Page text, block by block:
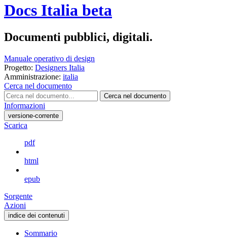
Docs Italia beta
Documenti pubblici, digitali.
Manuale operativo di design
Progetto: Designers Italia
Amministrazione: italia
Cerca nel documento
Cerca nel documento
Informazioni
versione-corrente
Scarica
pdf
html
epub
Sorgente
Azioni
indice dei contenuti
Sommario